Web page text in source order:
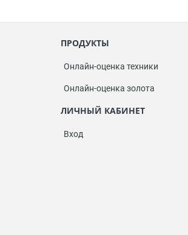
ПРОДУКТЫ
Онлайн-оценка техники
Онлайн-оценка золота
ЛИЧНЫЙ КАБИНЕТ
Вход